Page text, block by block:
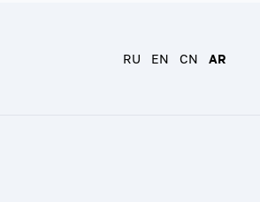
RU EN CN AR